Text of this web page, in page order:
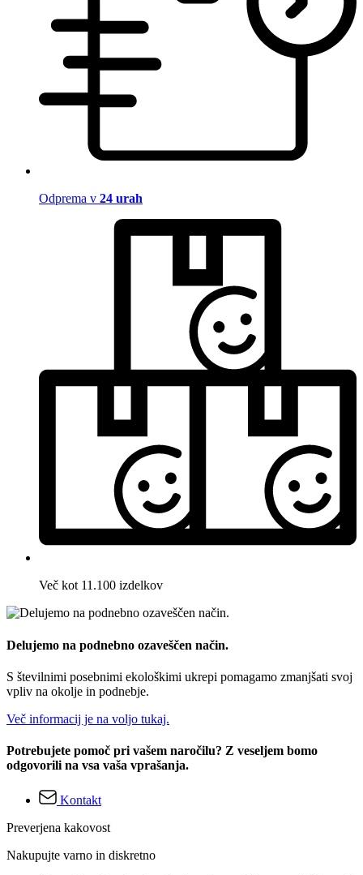
Odprema v 24 urah
Več kot 11.100 izdelkov
Delujemo na podnebno ozaveščen način.
S številnimi posebnimi ekološkimi ukrepi pomagamo zmanjšati svoj
vpliv na okolje in podnebje.
Več informacij je na voljo tukaj.
Potrebujete pomoč pri vašem naročilu? Z veseljem bomo
odgovorili na vsa vaša vprašanja.
Kontakt
Preverjena kakovost
Nakupujte varno in diskretno